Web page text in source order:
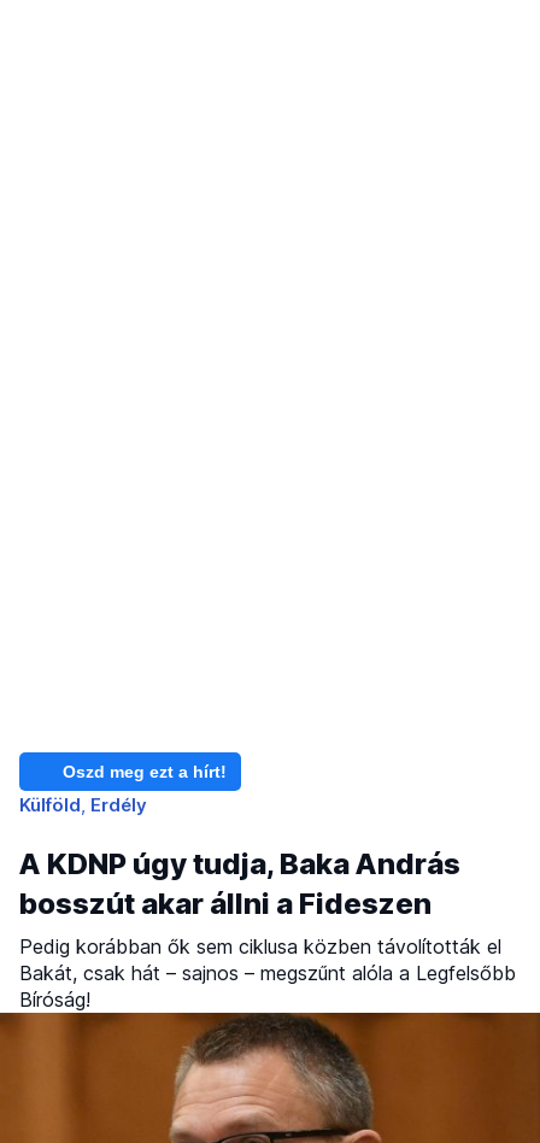
Oszd meg ezt a hírt!
Külföld Erdély
A KDNP úgy tudja, Baka András
bosszút akar állni a Fideszen
Pedig korábban ők sem ciklusa közben távolították el
Bakát, csak hát – sajnos – megszűnt alóla a Legfelsőbb
Bíróság!